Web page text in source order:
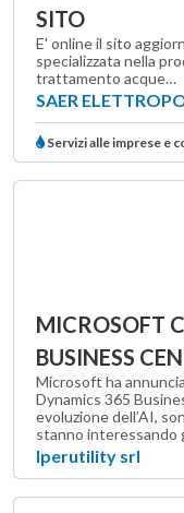
SITO
E' online il sito
specializzata nella
trattamento acque…
SAER
Servizi alle imprese e
MICROSOFT
BUSINESS
Microsoft ha
Dynamics 365
evoluzione dell’AI,
stanno interessando
Iperutility srl